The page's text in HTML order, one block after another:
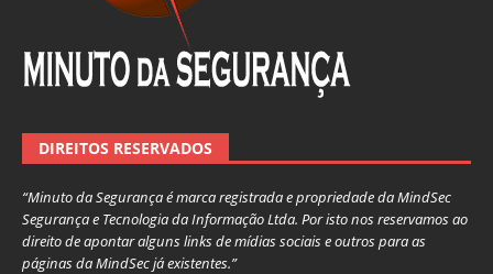
DIREITOS RESERVADOS
“Minuto da Segurança é marca registrada e propriedade da MindSec
Segurança e Tecnologia da Informação Ltda. Por isto nos reservamos ao
direito de apontar alguns links de mídias sociais e outros para as
páginas da MindSec já existentes.”